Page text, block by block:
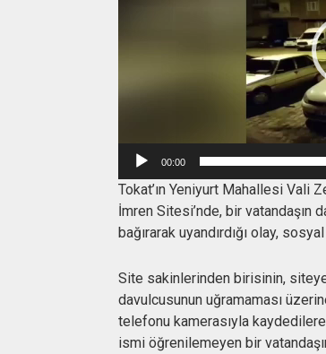
00:00
Tokat’ın Yeniyurt Mahallesi Vali
İmren Sitesi’nde, bir vatandaşın
bağırarak uyandırdığı olay,
Site sakinlerinden birisinin,
davulcusunun uğramaması
telefonu kamerasıyla
ismi öğrenilemeyen bir